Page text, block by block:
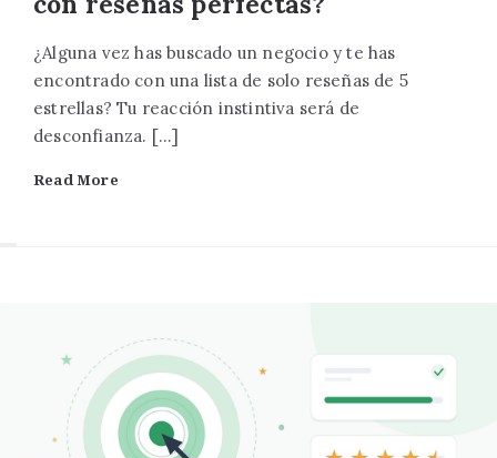
¿Alguna vez has buscado un negocio y te has
encontrado con una lista de solo reseñas de 5
estrellas? Tu reacción instintiva será de
desconfianza. […]
Read More